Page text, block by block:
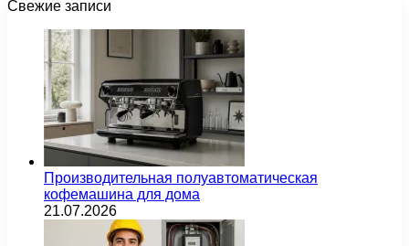
Свежие записи
Производительная полуавтоматическая
кофемашина для дома
21.07.2026